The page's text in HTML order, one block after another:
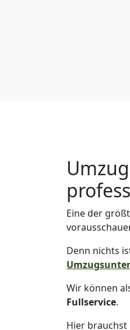
Eine der
Denn nichts
Wir können
Fullservice.
Hier brauchst